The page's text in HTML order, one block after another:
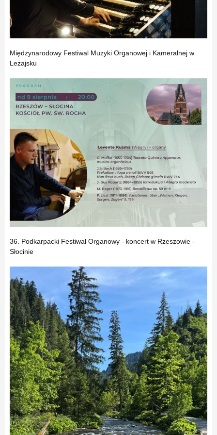
Międzynarodowy Festiwal Muzyki Organowej i Kameralnej w
Leżajsku
36. Podkarpacki Festiwal Organowy - koncert w Rzeszowie -
Słocinie